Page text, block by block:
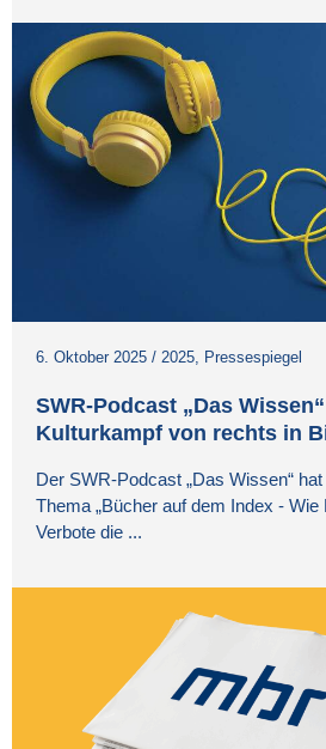
6. Oktober 2025 / 2025, Pressespiegel
SWR-Podcast „Das
Kulturkampf von rechts in
Der SWR-Podcast „Das Wissen“
Thema „Bücher auf dem Index -
Verbote die ...